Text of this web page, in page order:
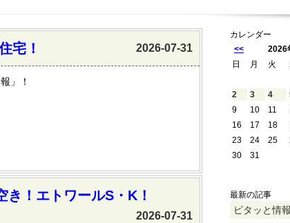
宅！ 2026-07-31
」！
き！エトワールS・K！
2026-07-31
カレンダー
<<
2026
日
月 火
2
3 4
9
10 11
16
17 18
23
24 25
30
31
最新の記事
ピタッと情